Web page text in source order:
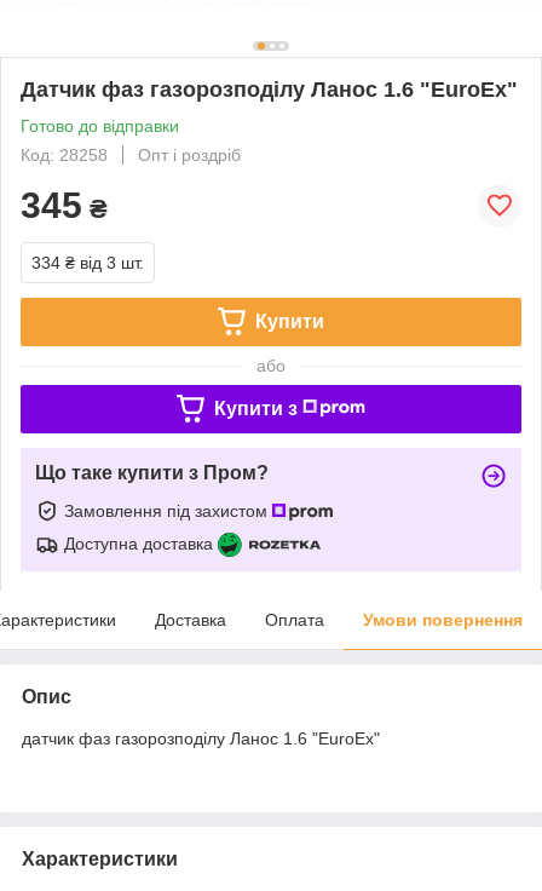
Датчик фаз газорозподілу Ланос 1.6 "EuroEx"
Готово до відправки
Код: 28258
Опт і роздріб
345 ₴
334 ₴ від 3 шт.
Купити
або
Купити з
Що таке купити з Пром?
Замовлення під захистом
Доступна доставка
Доставка Оплата Умови повернення
Опис
датчик фаз газорозподілу Ланос 1.6 "EuroEx"
Характеристики